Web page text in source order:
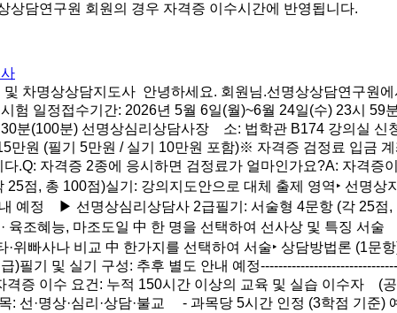
담연구원 회원의 경우 자격증 이수시간에 반영됩니다.
차명상상담지도사 안녕하세요. 회원님.선명상상담연구원
험 일정접수기간: 2026년 5월 6일(월)~6월 24일(수) 23시
명상심리상담사장 소: 법학관 B174 강의실 신청 방
만원 (필기 5만원 / 실기 10만원 포함)※ 자격증 검정료 입금
.Q: 자격증 2종에 응시하면 검정료가 얼마인가요?A: 자격
25점, 총 100점)실기: 강의지도안으로 대체 출제 영역‣ 선명
예정 ▶ 선명상심리상담사 2급필기: 서술형 4문항 (각 25점,
조혜능, 마조도일 中 한 명을 선택하여 선사상 및 특징 서술
빠사나 비교 中 한가지를 선택하여 서술‣ 상담방법론 (1
기 및 실기 구성: 추후 별도 안내 예정
증 이수 요건: 누적 150시간 이상의 교육 및 실습 이수자 (
·명상·심리·상담·불교 - 과목당 5시간 인정 (3학점 기